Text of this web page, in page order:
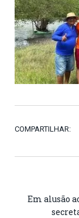
COMPARTILHAR:
Em alusão